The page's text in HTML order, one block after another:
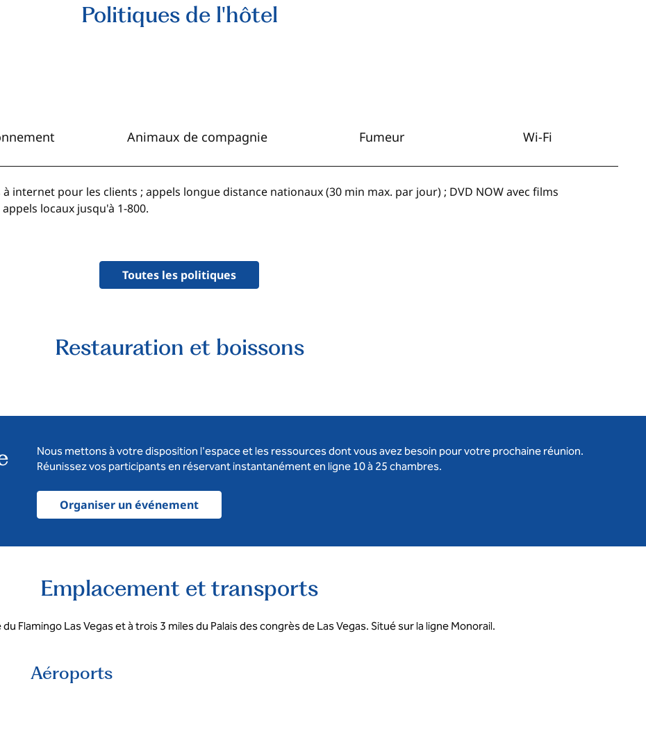
Politiques de l'hôtel
Animaux de compagnie Fumeur Wi-Fi
internet pour les clients ; appels longue distance nationaux (30 min max. par jour) ; DVD NOW avec films
locaux jusqu'à 1-800.
Toutes les politiques
Restauration et boissons
Nous mettons à votre disposition l'espace et les ressources dont vous avez besoin pour votre prochaine réunion.
Réunissez vos participants en réservant instantanément en ligne 10 à 25 chambres.
Organiser un événement
Emplacement et transports
Flamingo Las Vegas et à trois 3 miles du Palais des congrès de Las Vegas. Situé sur la ligne Monorail.
Aéroports